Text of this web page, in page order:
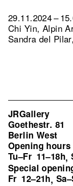
29.11.2024 –
Chi Yin, Alpin
Sandra del
JRGallery
Goethestr. 81
Berlin West
Opening hours
Tu–Fr 11–18h,
Special
Fr 12–21h,